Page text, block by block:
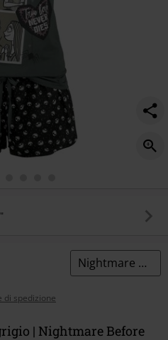
di spedizione
Nightmare Before Christmas
| Nightmare Before